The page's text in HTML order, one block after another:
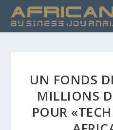
UN FONDS
MILLIONS
POUR